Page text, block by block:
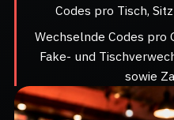
Codes pro Tisch,
Wechselnde Codes pro
Fake- und
sowie